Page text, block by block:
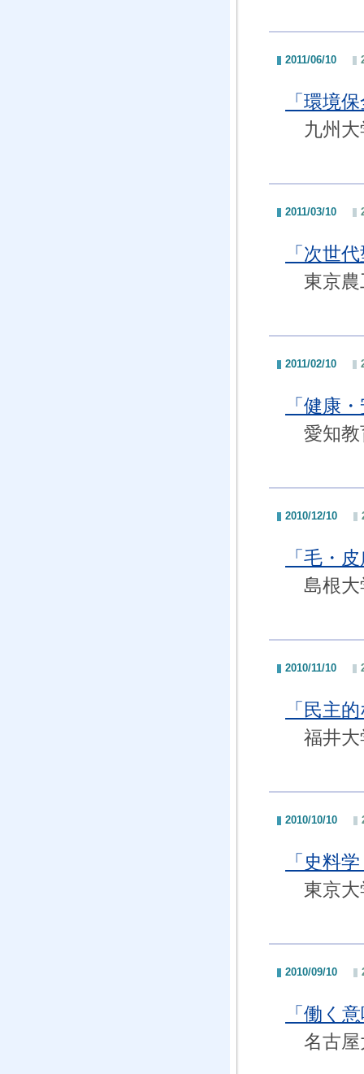
2011/06/10
「環境
九州大
2011/03/10
「次世
東京農
2011/02/10
「健康
愛知教
2010/12/10
「毛・
島根大
2010/11/10
「民主
福井大
2010/10/10
「史料
東京大
2010/09/10
「働く
名古屋